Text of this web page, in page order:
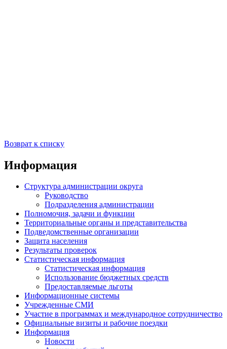
Возврат к списку
Информация
Структура администрации округа
Руководство
Подразделения администрации
Полномочия, задачи и функции
Территориальные органы и представительства
Подведомственные организации
Защита населения
Результаты проверок
Статистическая информация
Статистическая информация
Использование бюджетных средств
Предоставляемые льготы
Информационные системы
Учрежденные СМИ
Участие в программах и международное сотрудничество
Официальные визиты и рабочие поездки
Информация
Новости